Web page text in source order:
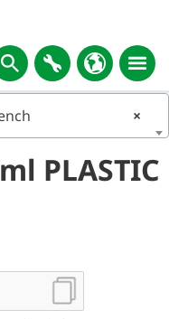
×
PLASTIC